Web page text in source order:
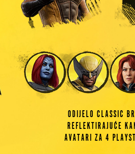
ODIJELO CLASSIC
REFLEKTIRAJUĆE
AVATARI ZA 4